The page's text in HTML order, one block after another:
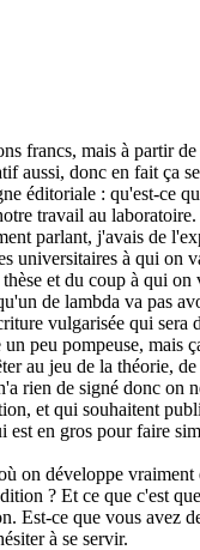
mais à partir
donc en fait ça
éditoriale : qu'est-ce
travail au
parlant, j'avais de
à qui
et du coup à qui
de lambda va pas
vulgarisée qui
peu pompeuse, mais
au jeu de la théorie,
rien de signé donc
et qui souhaitent
en gros pour faire
développe
? Et ce que c'est
Est-ce que vous
à se servir.